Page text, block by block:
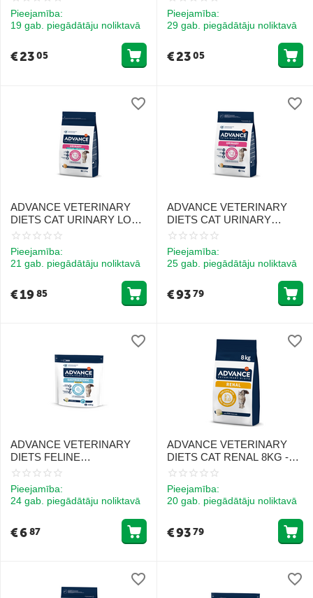
Pieejamība:
19 gab. piegādātāju noliktavā
€2305
Pieejamība:
29 gab. piegādātāju noliktavā
€2305
ADVANCE VETERINARY
DIETS CAT URINARY LOW
CALORIES 1.25KG -
VESELĪBAI UN SVARA
KONTROLEI
Pieejamība:
21 gab. piegādātāju noliktavā
€1985
ADVANCE VETERINARY
DIETS CAT URINARY
STRESS 7.5KG - KAĶIEM
UN STRESA MAZINĀŠANAI
Pieejamība:
25 gab. piegādātāju noliktavā
€9379
ADVANCE VETERINARY
DIETS FELINE
GASTROENTERIC CAT
SENSITIVE 400G - KAĶIEM
AR JUTĪGU GREMOSANU
Pieejamība:
24 gab. piegādātāju noliktavā
€687
ADVANCE VETERINARY
DIETS CAT RENAL 8KG -
KAĶIEM AR NIERU
MAZSPĒJU
Pieejamība:
20 gab. piegādātāju noliktavā
€9379